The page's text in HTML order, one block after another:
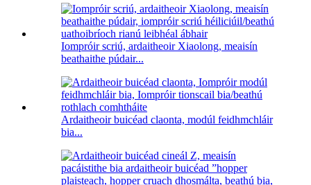
Iompróir scriú, ardaitheoir Xiaolong, meaisín
beathaithe púdair...
Ardaitheoir buicéad claonta, modúl feidhmchláir
bia...